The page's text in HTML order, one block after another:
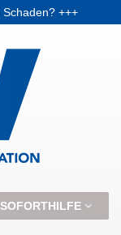
+++
SOFORTHILFE